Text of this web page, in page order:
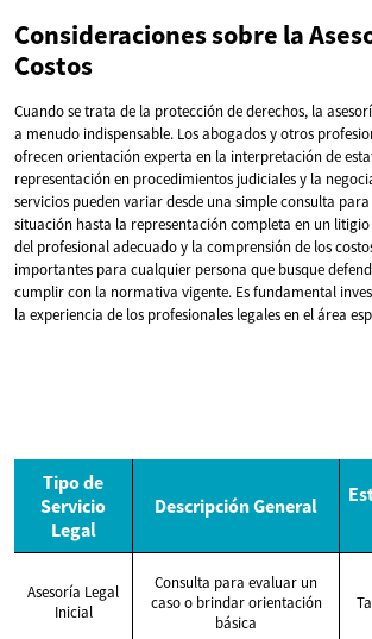
Consideraciones sobre la
Costos
Cuando se trata de la protección de derechos, la
a menudo indispensable. Los abogados y otros
ofrecen orientación experta en la interpretación de
representación en procedimientos judiciales y la
servicios pueden variar desde una simple consulta
situación hasta la representación completa en un
del profesional adecuado y la comprensión de los
importantes para cualquier persona que busque
cumplir con la normativa vigente. Es fundamental
la experiencia de los profesionales legales en el área
Tipo de
Servicio
Legal
Descripción General
Asesoría Legal
Inicial
Consulta para evaluar un
caso o brindar orientación
básica